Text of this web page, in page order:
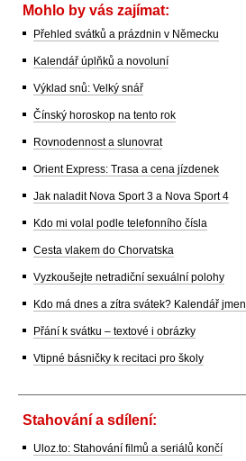
Mohlo by vás zajímat:
Přehled svátků a prázdnin v Německu
Kalendář úplňků a novoluní
Výklad snů: Velký snář
Čínský horoskop na tento rok
Rovnodennost a slunovrat
Orient Express: Trasa a cena jízdenek
Jak naladit Nova Sport 3 a Nova Sport 4
Kdo mi volal podle telefonního čísla
Cesta vlakem do Chorvatska
Vyzkoušejte netradiční sexuální polohy
Kdo má dnes a zítra svátek? Kalendář jmen
Přání k svátku – textové i obrázky
Vtipné básničky k recitaci pro školy
Stahování a sdílení:
Uloz.to: Stahování filmů a seriálů končí